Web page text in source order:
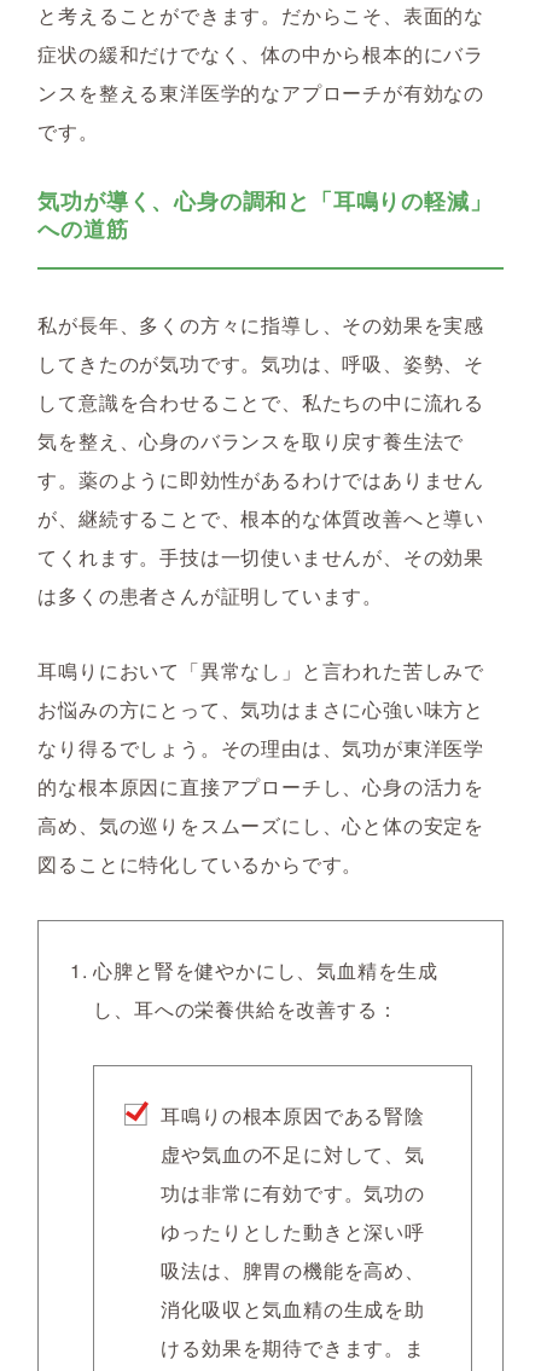
と考えることができます。だからこそ、表面的な
症状の緩和だけでなく、体の中から根本的にバラ
ンスを整える東洋医学的なアプローチが有効なの
です。
気功が導く、心身の調和と「耳鳴りの軽減」
への道筋
私が長年、多くの方々に指導し、その効果を実感
してきたのが気功です。気功は、呼吸、姿勢、そ
して意識を合わせることで、私たちの中に流れる
気を整え、心身のバランスを取り戻す養生法で
す。薬のように即効性があるわけではありません
が、継続することで、根本的な体質改善へと導い
てくれます。手技は一切使いませんが、その効果
は多くの患者さんが証明しています。
耳鳴りにおいて「異常なし」と言われた苦しみで
お悩みの方にとって、気功はまさに心強い味方と
なり得るでしょう。その理由は、気功が東洋医学
的な根本原因に直接アプローチし、心身の活力を
高め、気の巡りをスムーズにし、心と体の安定を
図ることに特化しているからです。
心脾と腎を健やかにし、気血精を生成
し、耳への栄養供給を改善する ：
耳鳴りの根本原因である腎陰
虚や気血の不足に対して、気
功は非常に有効です。気功の
ゆったりとした動きと深い呼
吸法は、脾胃の機能を高め、
消化吸収と気血精の生成を助
ける効果を期待できます。ま